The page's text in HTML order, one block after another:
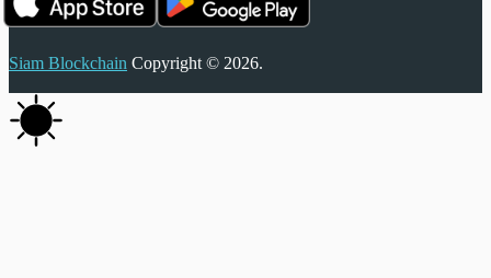
Siam Blockchain Copyright © 2026.